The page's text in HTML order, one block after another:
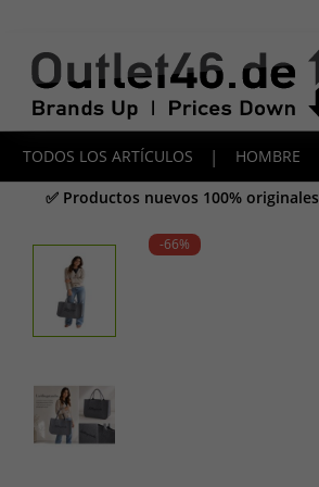
TODOS LOS ARTÍCULOS | HOMBRE
✅ Productos nuevos 100% originales
-66%